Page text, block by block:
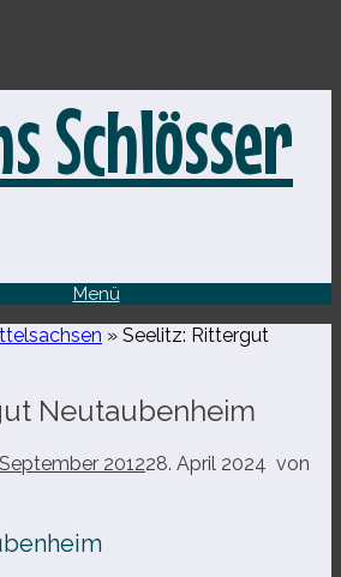
Schlösser
Menü
» Seelitz: Rittergut
Neutaubenheim
201228. April 2024 von